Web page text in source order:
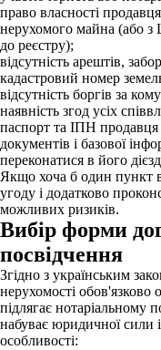
право власності
нерухомого майна (або
до реєстру);
відсутність арештів,
кадастровий номер
відсутність боргів за
наявність згод усіх
паспорт та ІПН продавця
документів і базової
переконатися в його
Якщо хоча б один пункт
угоду і додатково
можливих ризиків.
Вибір форми
посвідчення
Згідно з українським
нерухомості
підлягає нотаріальному
набуває юридичної сили
особливості: